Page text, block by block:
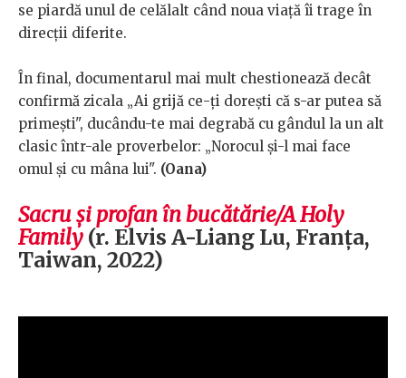
se piardă unul de celălalt când noua viață îi trage în
direcții diferite.
În final, documentarul mai mult chestionează decât
confirmă zicala „Ai grijă ce-ți dorești că s-ar putea să
primești", ducându-te mai degrabă cu gândul la un alt
clasic într-ale proverbelor: „Norocul și-l mai face
omul și cu mâna lui". (Oana)
Sacru și profan în bucătărie/A Holy
Family (r. Elvis A-Liang Lu, Franța,
Taiwan, 2022)